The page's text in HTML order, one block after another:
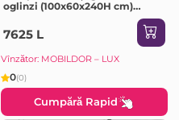
oglinzi (100x60x240H cm)
7625 L
Vînzător: MOBILDOR – LUX
0(0)
Cumpără Rapid